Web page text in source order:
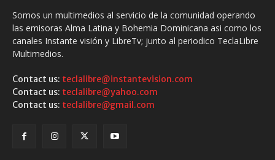
Somos un multimedios al servicio de la comunidad operando
las emisoras Alma Latina y Bohemia Dominicana asi como los
canales Instante visión y LibreTv; junto al periodico TeclaLibre
Multimedios.
Contact us: teclalibre@instantevision.com
Contact us: teclalibre@yahoo.com
Contact us: teclalibre@gmail.com